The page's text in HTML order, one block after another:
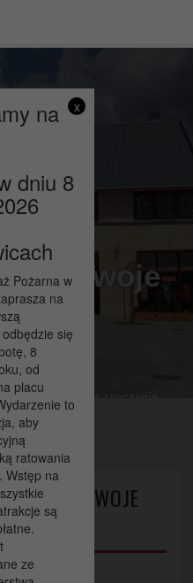
– Twoje
ma
ma znaczenie
x
na
dniu 8
Pożarna w
na
się
8
od
placu
to
aby
ratowania
Wstęp na
są
ze
– TWOJE